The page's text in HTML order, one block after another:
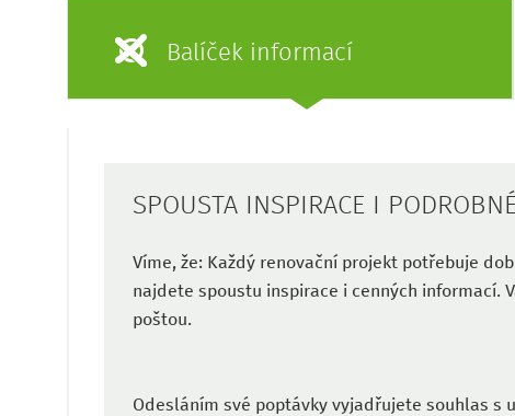
Balíček informací
SPOUSTA INSPIRACE I
Víme, že: Každý renovační projekt potřebuje
najdete spoustu inspirace i cenných informací.
poštou.
Odesláním své poptávky vyjadřujete souhlas s